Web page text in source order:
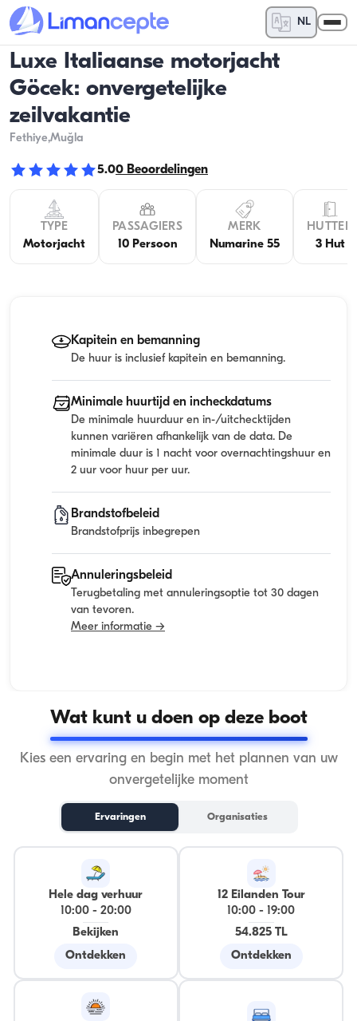
NL
Luxe Italiaanse motorjacht
Göcek: onvergetelijke
zeilvakantie
Fethiye,Muğla
5.00 Beoordelingen
TYPE
Motorjacht
PASSAGIERS
10 Persoon
MERK
Numarine 55
HUTTEN
3 Hut
Kapitein en bemanning
De huur is inclusief kapitein en bemanning.
Minimale huurtijd en incheckdatums
De minimale huurduur en in-/uitchecktijden
kunnen variëren afhankelijk van de data. De
minimale duur is 1 nacht voor overnachtingshuur en
2 uur voor huur per uur.
Brandstofbeleid
Brandstofprijs inbegrepen
Annuleringsbeleid
Terugbetaling met annuleringsoptie tot 30 dagen
van tevoren.
Meer informatie →
Wat kunt u doen op deze boot
Kies een ervaring en begin met het plannen van uw
onvergetelijke moment
Ervaringen Organisaties
Hele dag verhuur
10:00- 20:00
Bekijken
Ontdekken
12 Eilanden Tour
10:00 -
19:00
54.825 TL
Ontdekken